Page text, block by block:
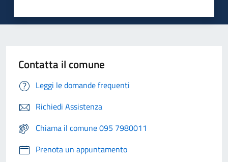
Contatta il comune
Leggi le domande frequenti
Richiedi Assistenza
Chiama il comune 095 7980011
Prenota un appuntamento